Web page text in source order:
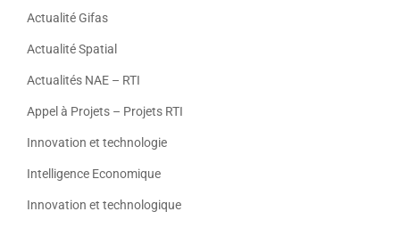
Actualité Gifas
Actualité Spatial
Actualités NAE – RTI
Appel à Projets – Projets RTI
Innovation et technologie
Intelligence Economique
Innovation et technologique